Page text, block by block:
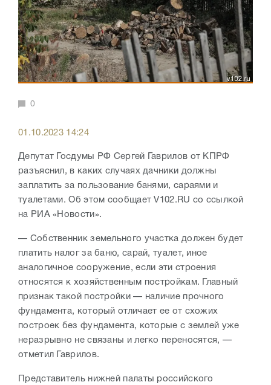
0
01.10.2023 14:24
Депутат Госдумы РФ Сергей Гаврилов от КПРФ
разъяснил, в каких случаях дачники должны
заплатить за пользование банями, сараями и
туалетами. Об этом сообщает V102.RU со ссылкой
на РИА «Новости».
— Собственник земельного участка должен будет
платить налог за баню, сарай, туалет, иное
аналогичное сооружение, если эти строения
относятся к хозяйственным постройкам. Главный
признак такой постройки — наличие прочного
фундамента, который отличает ее от схожих
построек без фундамента, которые с землей уже
неразрывно не связаны и легко переносятся, —
отметил Гаврилов.
Представитель нижней палаты российского